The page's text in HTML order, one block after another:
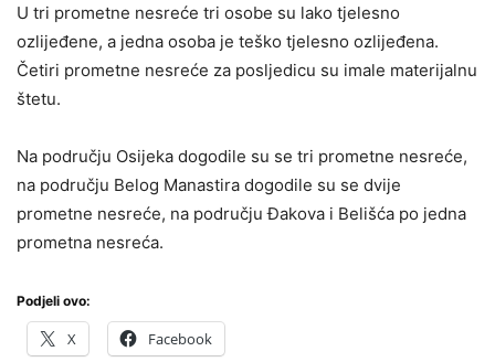
U tri prometne nesreće tri osobe su lako tjelesno
ozlijeđene, a jedna osoba je teško tjelesno ozlijeđena.
Četiri prometne nesreće za posljedicu su imale materijalnu
štetu.
Na području Osijeka dogodile su se tri prometne nesreće,
na području Belog Manastira dogodile su se dvije
prometne nesreće, na području Đakova i Belišća po jedna
prometna nesreća.
Podjeli ovo:
X Facebook